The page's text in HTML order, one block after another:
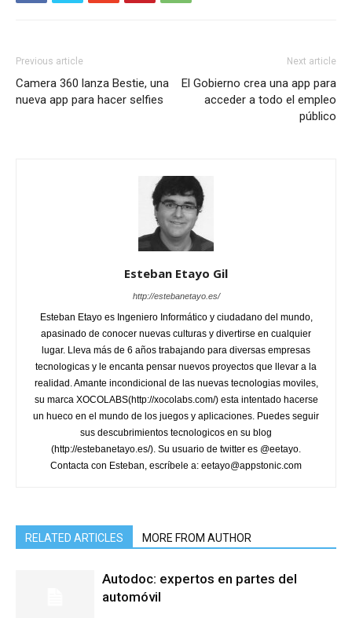
Previous article
Camera 360 lanza Bestie, una
nueva app para hacer selfies
Next article
El Gobierno crea una app para
acceder a todo el empleo
público
Esteban Etayo Gil
http://estebanetayo.es/
Esteban Etayo es Ingeniero Informático y ciudadano del mundo,
apasinado de conocer nuevas culturas y divertirse en cualquier
lugar. Lleva más de 6 años trabajando para diversas empresas
tecnologicas y le encanta pensar nuevos proyectos que llevar a la
realidad. Amante incondicional de las nuevas tecnologias moviles,
su marca XOCOLABS(http://xocolabs.com/) esta intentado hacerse
un hueco en el mundo de los juegos y aplicaciones. Puedes seguir
sus descubrimientos tecnologicos en su blog
(http://estebanetayo.es/). Su usuario de twitter es @eetayo.
Contacta con Esteban, escríbele a: eetayo@appstonic.com
RELATED ARTICLES MORE FROM AUTHOR
Autodoc: expertos en partes del
automóvil